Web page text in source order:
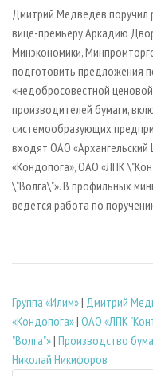
Дмитрий Медведев поручил
вице-премьеру Аркадию
Минэкономики,
подготовить предложения
«недобросовестной
производителей бумаги,
системообразующих
входят ОАО
«Кондопога», ОАО «ЛПК
\"Волга\"». В профильных
ведется работа по
Группа «Илим»| Дмитрий
«Кондопога»| ОАО «ЛПК
"Волга"»| Производство
Николай Никифоров